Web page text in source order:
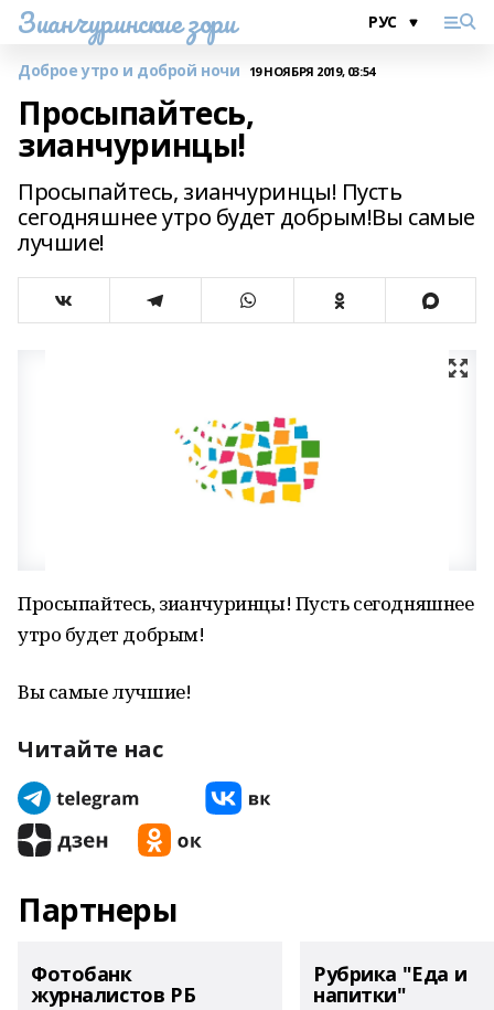
Зианчуринские зори
Доброе утро и доброй ночи 19 НОЯБРЯ 2019, 03:54
Просыпайтесь,
зианчуринцы!
Просыпайтесь, зианчуринцы! Пусть
сегодняшнее утро будет добрым!Вы самые
лучшие!
Просыпайтесь, зианчуринцы! Пусть сегодняшнее
утро будет добрым!
Вы самые лучшие!
Читайте нас
Партнеры
Фотобанк
журналистов РБ
Рубрика "Еда и
напитки"